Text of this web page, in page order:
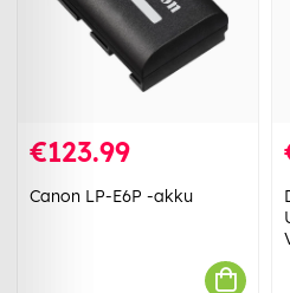
€123.99
Canon LP-E6P -akku